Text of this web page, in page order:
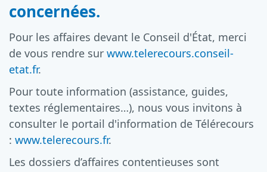
concernées.
Pour les affaires devant le Conseil d'État, merci
de vous rendre sur www.telerecours.conseil-
etat.fr.
Pour toute information (assistance, guides,
textes réglementaires…), nous vous invitons à
consulter le portail d'information de Télérecours
: www.telerecours.fr.
Les dossiers d’affaires contentieuses sont